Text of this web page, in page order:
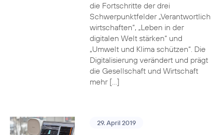
die Fortschritte der drei
Schwerpunktfelder „Verantwortlich
wirtschaften“, „Leben in der
digitalen Welt stärken“ und
„Umwelt und Klima schützen“. Die
Digitalisierung verändert und prägt
die Gesellschaft und Wirtschaft
mehr […]
29. April 2019